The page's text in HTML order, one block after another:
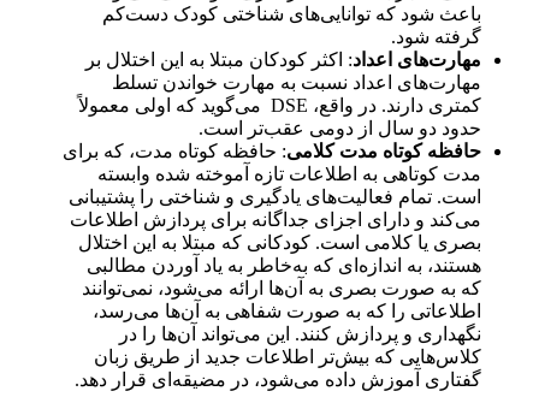
باعث شود که توانایی‌های شناختی کودک دست‌کم
گرفته شود.
مهارت‌های اعداد: اکثر کودکان مبتلا به این اختلال بر
مهارت‌های اعداد نسبت به مهارت خواندن تسلط
کمتری دارند. در واقع، DSE می‌گوید که اولی معمولاً
حدود دو سال از دومی عقب‌تر است.
حافظه کوتاه مدت کلامی: حافظه کوتاه مدت، که برای
مدت کوتاهی به اطلاعات تازه آموخته شده وابسته
است. تمام فعالیت‌های یادگیری و شناختی را پشتیبانی
می‌کند و دارای اجزای جداگانه برای پردازش اطلاعات
بصری یا کلامی است. کودکانی که مبتلا به این اختلال
هستند، به اندازه‌ای که به‌خاطر به یاد آوردن مطالبی
که به صورت بصری به آن‌ها ارائه می‌شود، نمی‌توانند
اطلاعاتی را که به صورت شفاهی به آن‌ها می‌رسد،
نگهداری و پردازش کنند. این می‌تواند آن‌ها را در
کلاس‌هایی که بیش‌تر اطلاعات جدید از طریق زبان
گفتاری آموزش داده می‌شود، در مضیقه‌ای قرار دهد.